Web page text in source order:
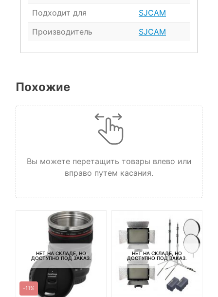
Подходит для
SJCAM
Производитель
SJCAM
Похожие
Вы можете перетащить товары влево или
вправо путем касания.
НЕТ НА СКЛАДЕ, НО
ДОСТУПНО ПОД ЗАКАЗ.
-11%
НЕТ НА СКЛАДЕ, НО
ДОСТУПНО ПОД ЗАКАЗ.